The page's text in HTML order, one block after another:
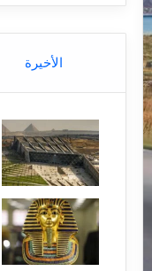
ل
س
ح
ي
الأخيرة